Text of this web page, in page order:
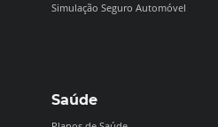
Simulação Seguro Automóvel
Saúde